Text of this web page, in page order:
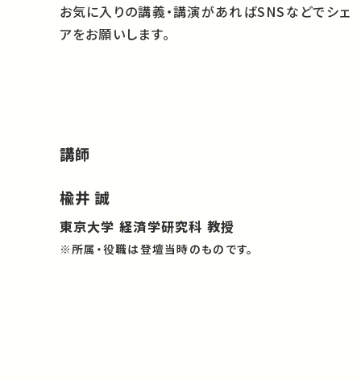
お気に入りの講義・講演があればSNSなどでシェ
アをお願いします。
講師
楡井 誠
東京大学 経済学研究科 教授
※所属・役職は登壇当時のものです。